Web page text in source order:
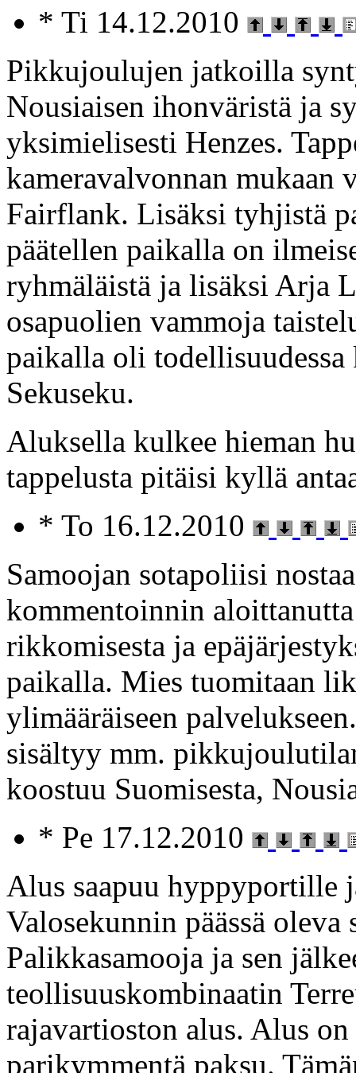
* Ti 14.12.2010
Pikkujoulujen jatkoilla
Nousiaisen ihonväristä ja
yksimielisesti Henzes.
kameravalvonnan mukaan
Fairflank. Lisäksi tyhjistä
päätellen paikalla on
ryhmäläistä ja lisäksi Arja
osapuolien vammoja
paikalla oli
Sekuseku.
Aluksella kulkee hieman
tappelusta pitäisi kyllä
* To 16.12.2010
Samoojan sotapoliisi
kommentoinnin
rikkomisesta ja
paikalla. Mies tuomitaan
ylimääräiseen
sisältyy mm.
koostuu Suomisesta,
* Pe 17.12.2010
Alus saapuu hyppyportille
Valosekunnin päässä
Palikkasamooja ja sen
teollisuuskombinaatin
rajavartioston alus. Alus
parikymmentä paksu.